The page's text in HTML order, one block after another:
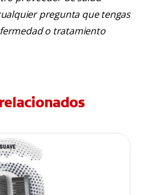
pregunta que tengas
o tratamiento